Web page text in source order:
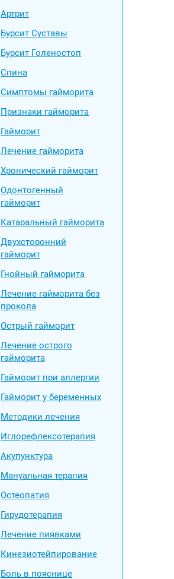
Артрит
Бурсит Суставы
Бурсит Голеностоп
Спина
Симптомы гайморита
Признаки гайморита
Гайморит
Лечение гайморита
Хронический гайморит
Одонтогенный
гайморит
Катаральный гайморита
Двухсторонний
гайморит
Гнойный гайморита
Лечение гайморита без
прокола
Острый гайморит
Лечение острого
гайморита
Гайморит при аллергии
Гайморит у беременных
Методики лечения
Иглорефлексотерапия
Акупунктура
Мануальная терапия
Остеопатия
Гирудотерапия
Лечение пиявками
Кинезиотейпирование
Боль в пояснице